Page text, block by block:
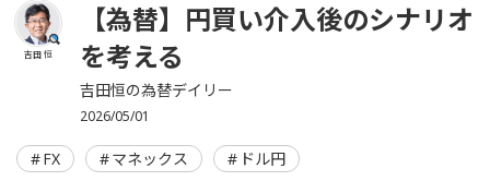
吉田 恒
【為替】円買い介入後のシナリオ
を考える
吉田恒の為替デイリー
2026/05/01
FX マネックス ドル円